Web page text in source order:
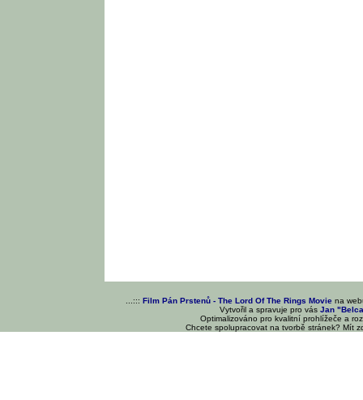
...::: Film Pán Prstenů - The Lord Of The Rings Movie na
Vytvořil a spravuje pro vásJan
Optimalizováno pro kvalitní prohlížeče a
Chcete spolupracovat na tvorbě stránek? Mít